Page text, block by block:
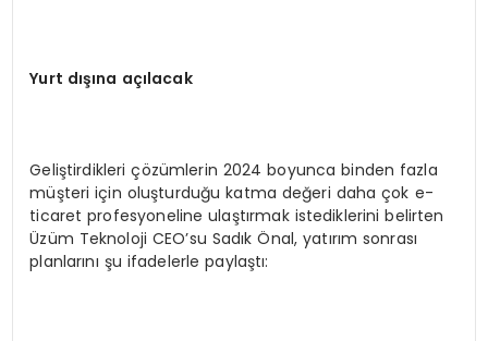
Yurt dışına açılacak
Geliştirdikleri çözümlerin 2024 boyunca binden fazla
müşteri için oluşturduğu katma değeri daha çok e-
ticaret profesyoneline ulaştırmak istediklerini belirten
Üzüm Teknoloji CEO’su Sadık Önal, yatırım sonrası
planlarını şu ifadelerle paylaştı: